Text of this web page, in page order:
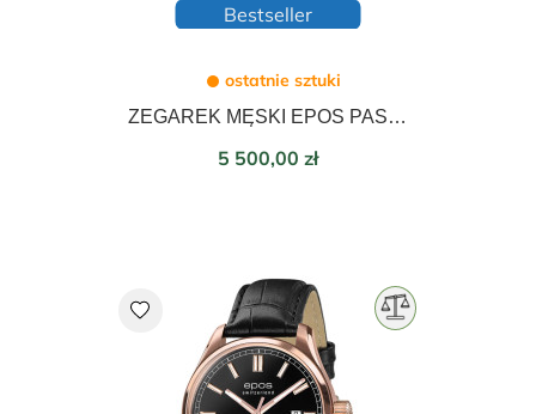
Bestseller
ostatnie sztuki
ZEGAREK MĘSKI EPOS PASSION AUTOMATIC 41mm 3501.132.20.18.25
Cena
5 500,00 zł
favorite